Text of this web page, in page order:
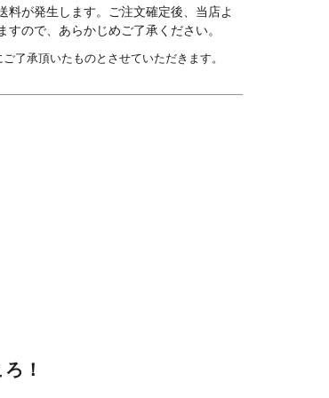
料が発生します。ご注文確定後、当店よ
ので、あらかじめご了承ください。
了承頂いたものとさせていただきます。
！